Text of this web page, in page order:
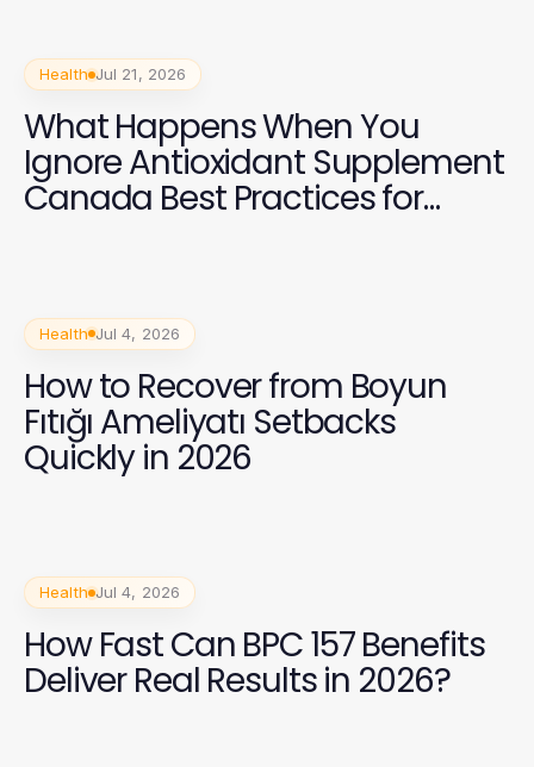
Health Jul 21, 2026
What Happens When You
Ignore Antioxidant Supplement
Canada Best Practices for
Health Jul 4, 2026
How to Recover from Boyun
Fıtığı Ameliyatı Setbacks
Quickly in 2026
Health Jul 4, 2026
How Fast Can BPC 157 Benefits
Deliver Real Results in 2026?